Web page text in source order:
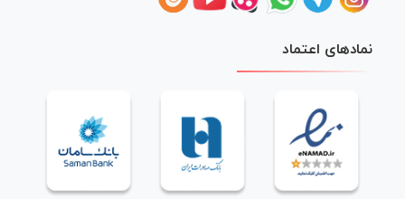
نمادهای اعتماد